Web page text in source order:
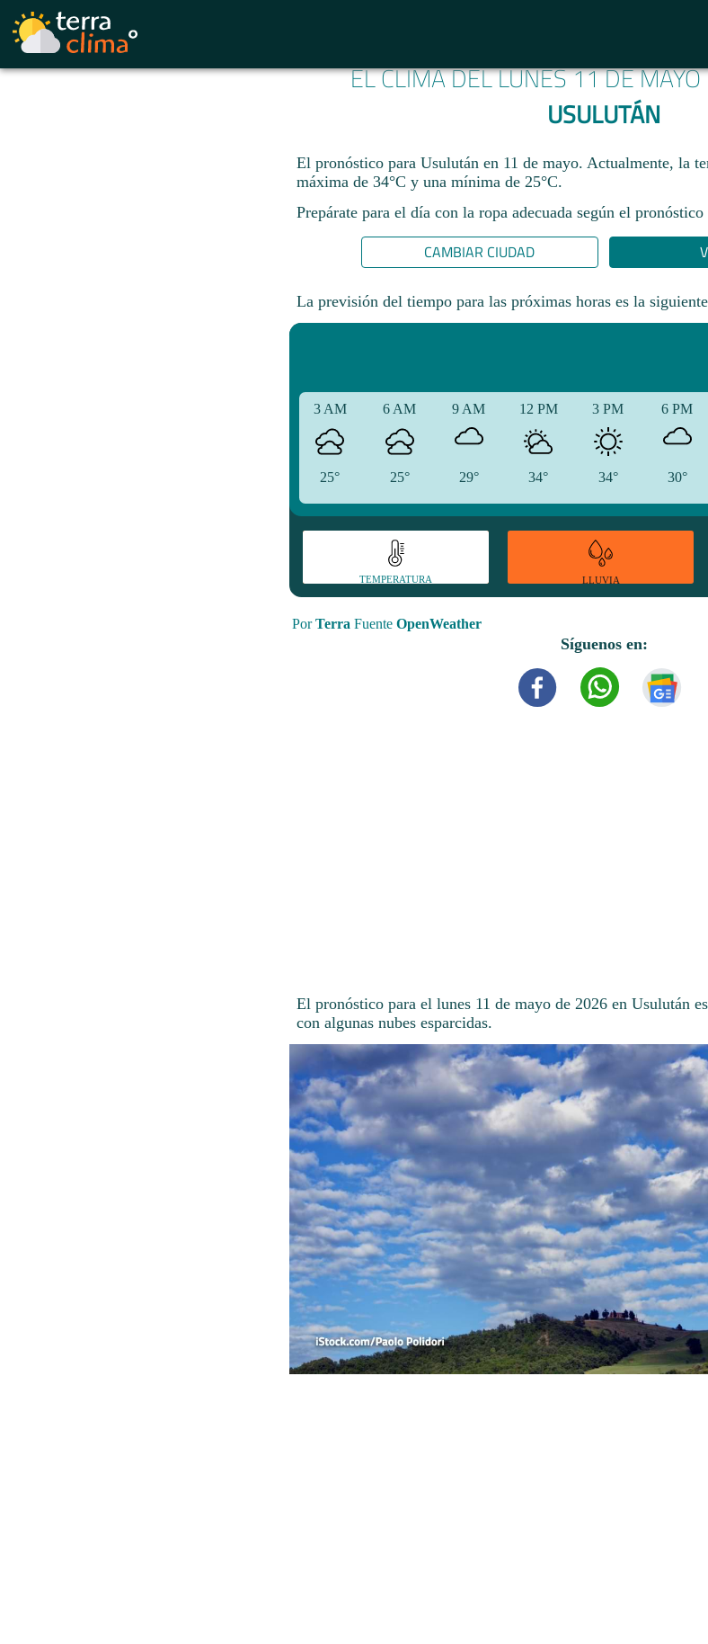
EL CLIMA DEL LUNES 11 DE
USULUTÁN
El pronóstico para Usulután en 11 de mayo. Actualmente, la
máxima de 34°C y una mínima de 25°C.
Prepárate para el día con la ropa adecuada según el
CAMBIAR CIUDAD
La previsión del tiempo para las próximas horas es la
3 AM
25°
6 AM
25°
9 AM
29°
12 PM
34°
3 PM
34°
6 PM
30°
TEMPERATURA LLUVIA
PorTerra Fuente OpenWeather
Síguenos en:
El pronóstico para el lunes 11 de mayo de 2026 en Usulután
con algunas nubes esparcidas.